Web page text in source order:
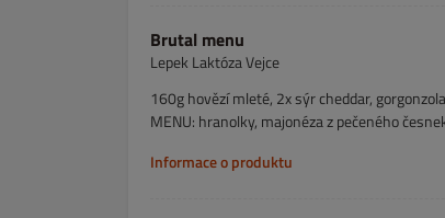
Brutal menu
Lepek Laktóza Vejce
160g hovězí mleté, 2x sýr cheddar,
MENU: hranolky, majonéza z pečeného
Informace o produktu